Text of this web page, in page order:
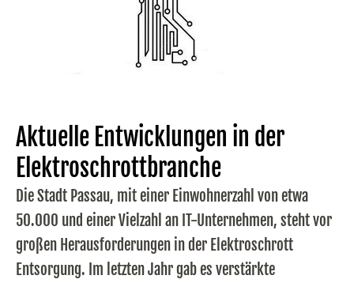
Aktuelle Entwicklungen in der
Elektroschrottbranche
Die Stadt Passau, mit einer Einwohnerzahl von etwa
50.000 und einer Vielzahl an IT-Unternehmen, steht vor
großen Herausforderungen in der Elektroschrott
Entsorgung. Im letzten Jahr gab es verstärkte